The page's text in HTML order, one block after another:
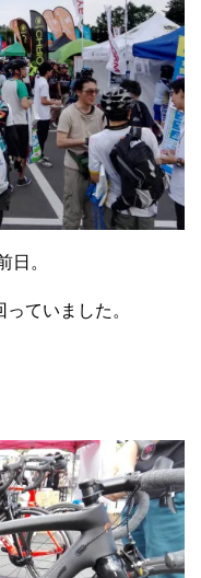
日。
ていました。